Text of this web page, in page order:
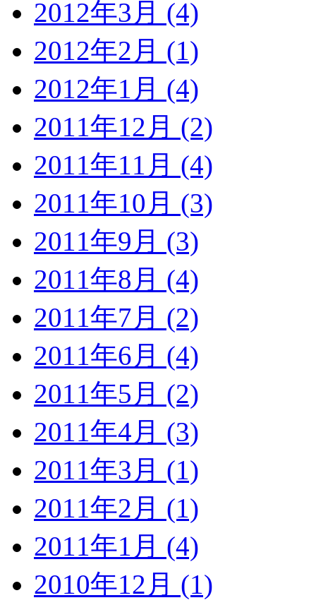
2012年3月 (4)
2012年2月 (1)
2012年1月 (4)
2011年12月 (2)
2011年11月 (4)
2011年10月 (3)
2011年9月 (3)
2011年8月 (4)
2011年7月 (2)
2011年6月 (4)
2011年5月 (2)
2011年4月 (3)
2011年3月 (1)
2011年2月 (1)
2011年1月 (4)
2010年12月 (1)